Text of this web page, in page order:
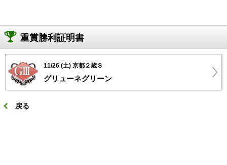
重賞勝利証明書
11/26 (土) 京都２歳Ｓ
グリューネグリーン
戻る